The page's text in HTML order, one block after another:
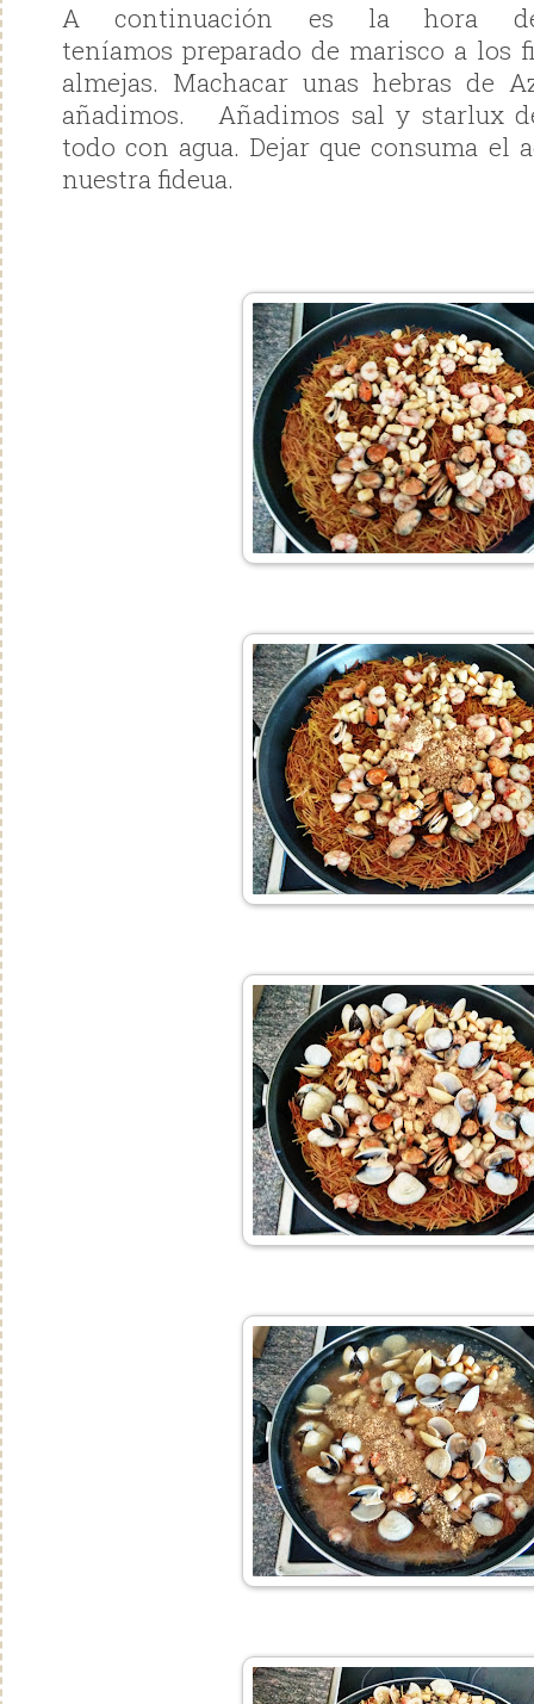
A continuación es la hora
teníamos preparado de marisco a los
almejas. Machacar unas hebras de
añadimos. Añadimos sal y starlux
todo con agua. Dejar que consuma el
nuestra fideua.